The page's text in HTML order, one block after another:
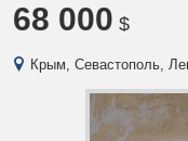
68 000 $
Крым, Севастополь,